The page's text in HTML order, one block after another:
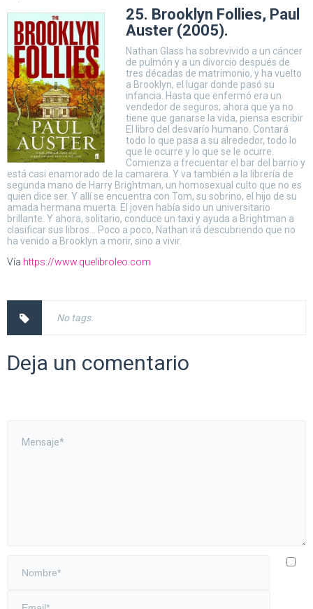
25. Brooklyn Follies, Paul
Auster (2005).
Nathan Glass ha sobrevivido a un cáncer
de pulmón y a un divorcio después de
tres décadas de matrimonio, y ha vuelto
a Brooklyn, el lugar donde pasó su
infancia. Hasta que enfermó era un
vendedor de seguros; ahora que ya no
tiene que ganarse la vida, piensa escribir
El libro del desvarío humano. Contará
todo lo que pasa a su alrededor, todo lo
que le ocurre y lo que se le ocurre.
Comienza a frecuentar el bar del barrio y
está casi enamorado de la camarera. Y va también a la librería de
segunda mano de Harry Brightman, un homosexual culto que no es
quien dice ser. Y allí se encuentra con Tom, su sobrino, el hijo de su
amada hermana muerta. El joven había sido un universitario
brillante. Y ahora, solitario, conduce un taxi y ayuda a Brightman a
clasificar sus libros… Poco a poco, Nathan irá descubriendo que no
ha venido a Brooklyn a morir, sino a vivir.
Vía https://www.quelibroleo.com
No tags.
Deja un comentario